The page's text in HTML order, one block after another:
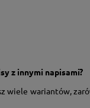
z innymi napisami?
wiele wariantów,